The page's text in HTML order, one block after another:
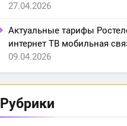
27.04.2026
Актуальные тарифы
интернет ТВ мобильная
09.04.2026
Рубрики